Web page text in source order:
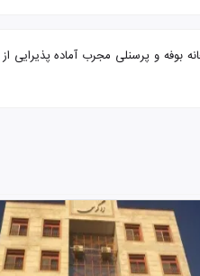
تضمین بهترین قیمت. مهمانپذیر رویان 1 ستاره همراه با